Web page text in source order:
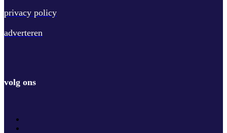
privacy policy
adverteren
volg ons